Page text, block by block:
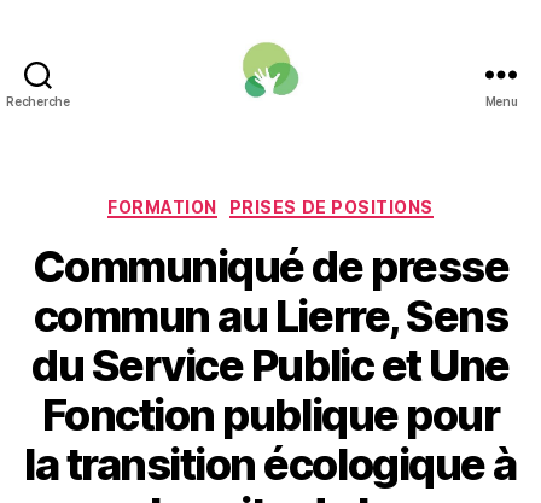
Recherche
pour
transition
écologique
Menu
Catégories
FORMATION PRISES DE POSITIONS
Communiqué de presse
commun au Lierre, Sens
du Service Public et Une
Fonction publique pour
la transition écologique à